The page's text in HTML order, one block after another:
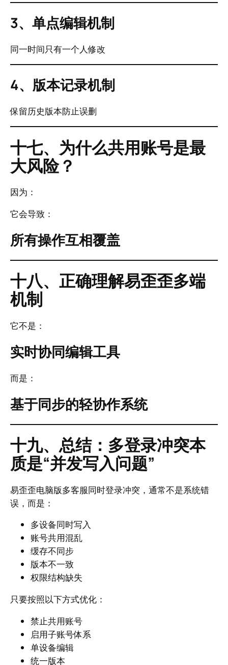
3、单点编辑机制
同一时间只有一个人修改
4、版本记录机制
保留历史版本防止误删
十七、为什么共用账号是最
大风险？
因为：
它会导致：
所有操作互相覆盖
十八、正确理解易歪歪多端
机制
它不是：
实时协同编辑工具
而是：
基于同步的轻协作系统
十九、总结：多登录冲突本
质是“并发写入问题”
易歪歪电脑版多客服同时登录冲突，通常不是系统错
误，而是：
多设备同时写入
账号共用混乱
缓存不同步
版本不一致
权限结构缺失
只要按照以下方式优化：
禁止共用账号
启用子账号体系
单设备编辑
统一版本